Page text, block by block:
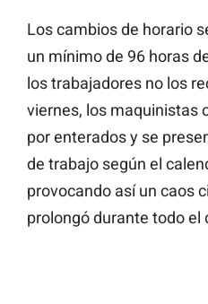
Los cambios de horario
un mínimo de 96 horas
los trabajadores no los
viernes, los maquinistas
por enterados y se
de trabajo según el
provocando así un caos
prolongó durante todo el